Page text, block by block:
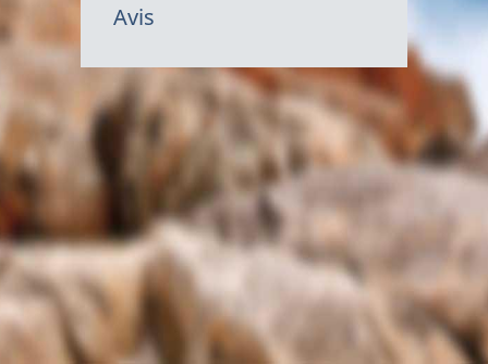
Avis
du
Canada